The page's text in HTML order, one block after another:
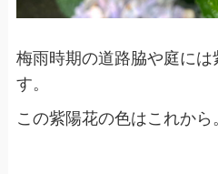
梅雨時期の道路脇や庭には
す。
この紫陽花の色はこれから